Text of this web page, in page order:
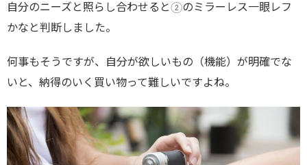
自分のニーズと照らし合わせると②のミラーレス一眼レフ
かなと判断しました。
何事もそうですが、自分が欲しいもの（機能）が明確でな
いと、納得のいく買い物って難しいですよね。